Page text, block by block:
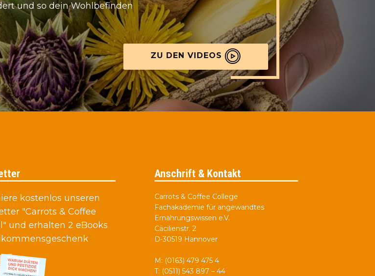
ZU DEN VIDEOS
und so dein Wohlbefinden
kostenlos unseren
"Carrots & Coffee
und erhalten 2 eBooks
Anschrift & Kontakt
Carrots & Coffee College
Fachakademie für angewandtes
Ernährungswissen e.V.
Cäcilienstr. 2
D-30519 Hannover
M: (0163) 479 475 4
T: (0511) 543 897 – 44